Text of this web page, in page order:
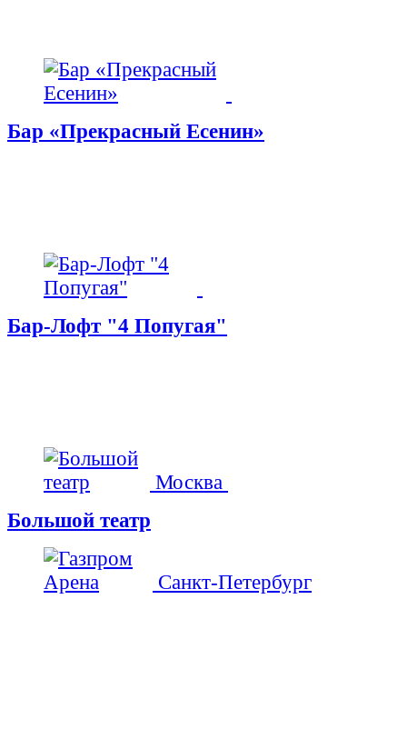
Бар «Прекрасный Есенин»
Бар-Лофт "4 Попугая"
Москва
Большой театр
Санкт-Петербург